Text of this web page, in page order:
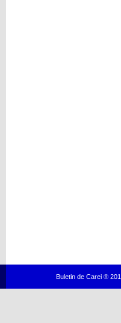
Buletin de Carei ®